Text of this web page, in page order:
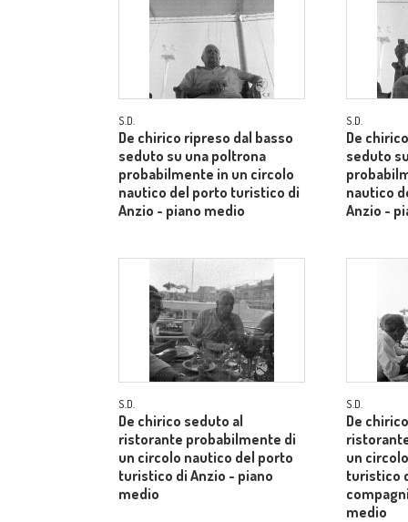
S.D.
De chirico ripreso dal basso
seduto su una poltrona
probabilmente in un circolo
nautico del porto turistico di
Anzio - piano medio
S.D.
De
seduto
nautico
Anzio -
S.D.
De chirico seduto al
ristorante probabilmente di
un circolo nautico del porto
turistico di Anzio - piano
medio
S.D.
De
un
turistico
medio